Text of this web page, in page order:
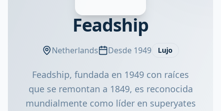
Feadship
Netherlands Desde 1949 Lujo
Feadship, fundada en 1949 con raíces
que se remontan a 1849, es reconocida
mundialmente como líder en superyates